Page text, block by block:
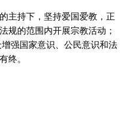
主持下，坚持爱国爱教，正
规的范围内开展宗教活动；
强国家意识、公民意识和法
终。